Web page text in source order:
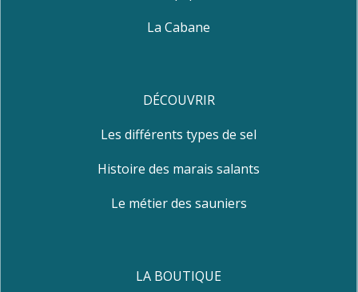
La Cabane
DÉCOUVRIR
Les différents types de sel
Histoire des marais salants
Le métier des sauniers
LA BOUTIQUE